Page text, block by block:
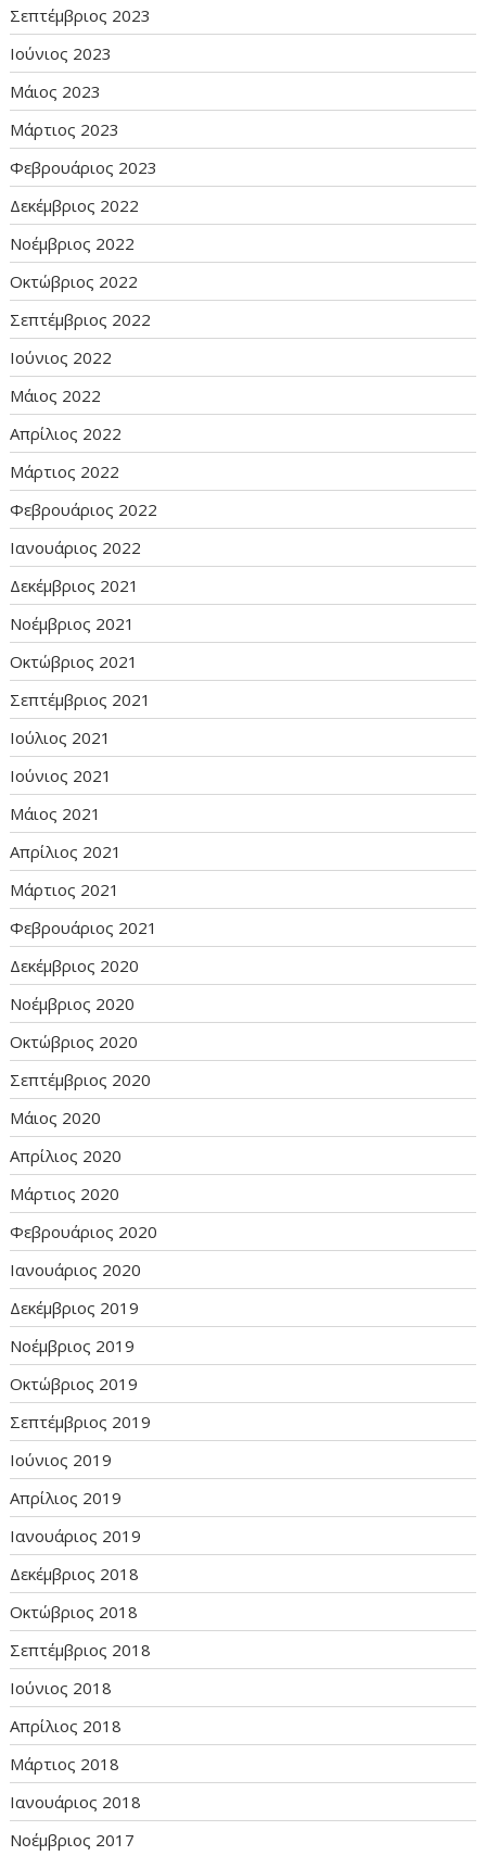
Σεπτέμβριος 2023
Ιούνιος 2023
Μάιος 2023
Μάρτιος 2023
Φεβρουάριος 2023
Δεκέμβριος 2022
Νοέμβριος 2022
Οκτώβριος 2022
Σεπτέμβριος 2022
Ιούνιος 2022
Μάιος 2022
Απρίλιος 2022
Μάρτιος 2022
Φεβρουάριος 2022
Ιανουάριος 2022
Δεκέμβριος 2021
Νοέμβριος 2021
Οκτώβριος 2021
Σεπτέμβριος 2021
Ιούλιος 2021
Ιούνιος 2021
Μάιος 2021
Απρίλιος 2021
Μάρτιος 2021
Φεβρουάριος 2021
Δεκέμβριος 2020
Νοέμβριος 2020
Οκτώβριος 2020
Σεπτέμβριος 2020
Μάιος 2020
Απρίλιος 2020
Μάρτιος 2020
Φεβρουάριος 2020
Ιανουάριος 2020
Δεκέμβριος 2019
Νοέμβριος 2019
Οκτώβριος 2019
Σεπτέμβριος 2019
Ιούνιος 2019
Απρίλιος 2019
Ιανουάριος 2019
Δεκέμβριος 2018
Οκτώβριος 2018
Σεπτέμβριος 2018
Ιούνιος 2018
Απρίλιος 2018
Μάρτιος 2018
Ιανουάριος 2018
Νοέμβριος 2017